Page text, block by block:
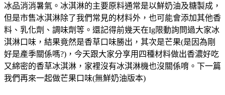
冰品消消暑氣。冰淇淋的主要原料通常是以鮮奶油及糖製成，
但是市售冰淇淋除了我們常見的材料外，也可能會添加其他香
料、乳化劑、調味劑等。還記得前幾天在Ig限動詢問過大家冰
淇淋口味，結果竟然是香草口味勝出，其次是芒果(是因為剛
好是產季關係嗎?)，今天跟大家分享用四種材料做出香濃好吃
又綿密的香草冰淇淋，家裡沒有冰淇淋機也沒關係唷。下一篇
我們再來一起做芒果口味(無鮮奶油版本)